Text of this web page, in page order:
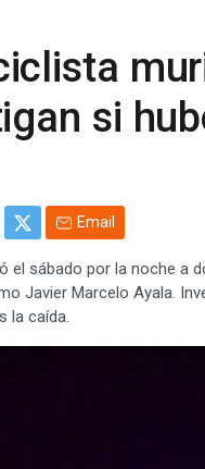
si
Email
el sábado por la noche a
Javier Marcelo Ayala.
la caída.